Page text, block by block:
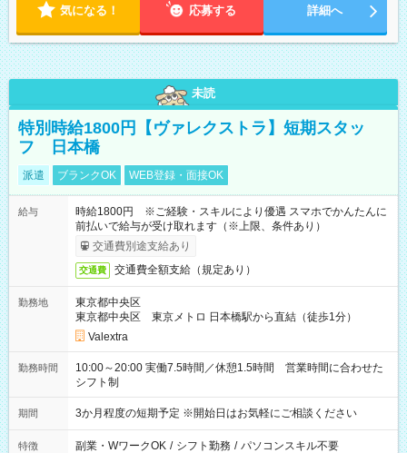
気になる！ 応募する 詳細へ
未読
特別時給1800円【ヴァレクストラ】短期スタッ
フ 日本橋
派遣 ブランクOK WEB登録・面接OK
給与
時給1800円 ※ご経験・スキルにより優遇 スマホでかんたんに
前払いで給与が受け取れます（※上限、条件あり）
交通費別途支給あり
交通費 交通費全額支給（規定あり）
勤務地
東京都中央区
東京都中央区 東京メトロ 日本橋駅から直結（徒歩1分）
Valextra
勤務時間
10:00～20:00 実働7.5時間／休憩1.5時間 営業時間に合わせた
シフト制
期間 3か月程度の短期予定 ※開始日はお気軽にご相談ください
特徴 副業・WワークOK / シフト勤務 / パソコンスキル不要